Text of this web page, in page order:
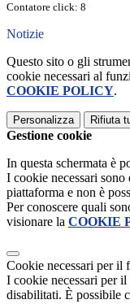
Contatore click: 8
Notizie
Questo sito o gli
cookie necessari al
COOKIE POLICY.
Personalizza Rifiuta
Gestione cookie
In questa schermata è
I cookie necessari
piattaforma e non è
Per conoscere quali
visionare la COOKIE
Cookie necessari per il
I cookie necessari per
disabilitati. È possibile